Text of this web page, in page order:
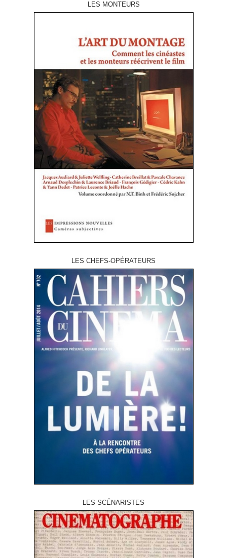
LES MONTEURS
LES CHEFS-OPÉRATEURS
LES SCÉNARISTES